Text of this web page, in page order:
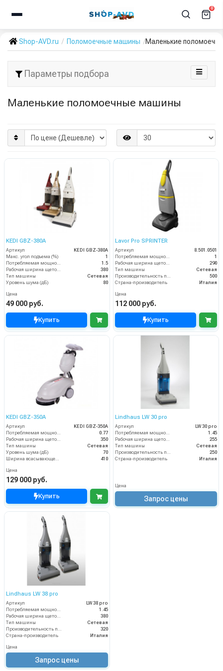
0
Shop-AVD.ru Поломоечные машины Маленькие
Параметры подбора
Маленькие поломоечные машины
KEDI GBZ-380A
Артикул
KEDI GBZ-380A
Макс. угол подъема (%)
1
1.5
380
Тип машины
Сетевая
Уровень шума (дБ)
80
Цена
49 000 руб.
Купить
Lavor Pro SPRINTER
Артикул
8.501.0501
1
290
Тип машины
Сетевая
500
Страна-производитель
Италия
Цена
112 000 руб.
Купить
KEDI GBZ-350A
Артикул
KEDI GBZ-350A
Потребляемая мощность (кВт)
0.77
Рабочая ширина щеток (мм)
350
Тип машины
Сетевая
Уровень шума (дБ)
70
Ширина всасывающей балки (мм)
410
Цена
129 000 руб.
Купить
Lindhaus LW 30 pro
Артикул
LW 30 pro
Потребляемая мощность (кВт)
1.45
Рабочая ширина щеток (мм)
255
Тип машины
Сетевая
Производительность по площади (м2/ч)
250
Страна-производитель
Италия
Цена
Запрос цены
Lindhaus LW 38 pro
Артикул
LW 38 pro
Потребляемая мощность (кВт)
1.45
Рабочая ширина щеток (мм)
380
Тип машины
Сетевая
Производительность по площади (м2/ч)
320
Страна-производитель
Италия
Цена
Запрос цены